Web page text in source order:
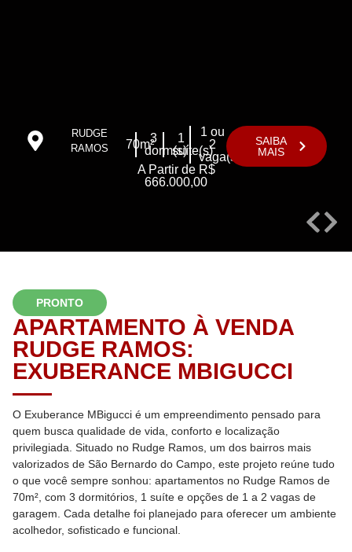
RUDGE
RAMOS
70m²3
dorm(s)
1
suíte(s)
1 ou
2
vaga(s)
A Partir de R$
666.000,00
SAIBA
MAIS
PRONTO
APARTAMENTO À VENDA
RUDGE RAMOS:
EXUBERANCE MBIGUCCI
O Exuberance MBigucci é um empreendimento pensado para
quem busca qualidade de vida, conforto e localização
privilegiada. Situado no Rudge Ramos, um dos bairros mais
valorizados de São Bernardo do Campo, este projeto reúne tudo
o que você sempre sonhou: apartamentos no Rudge Ramos de
70m², com 3 dormitórios, 1 suíte e opções de 1 a 2 vagas de
garagem. Cada detalhe foi planejado para oferecer um ambiente
acolhedor, sofisticado e funcional.